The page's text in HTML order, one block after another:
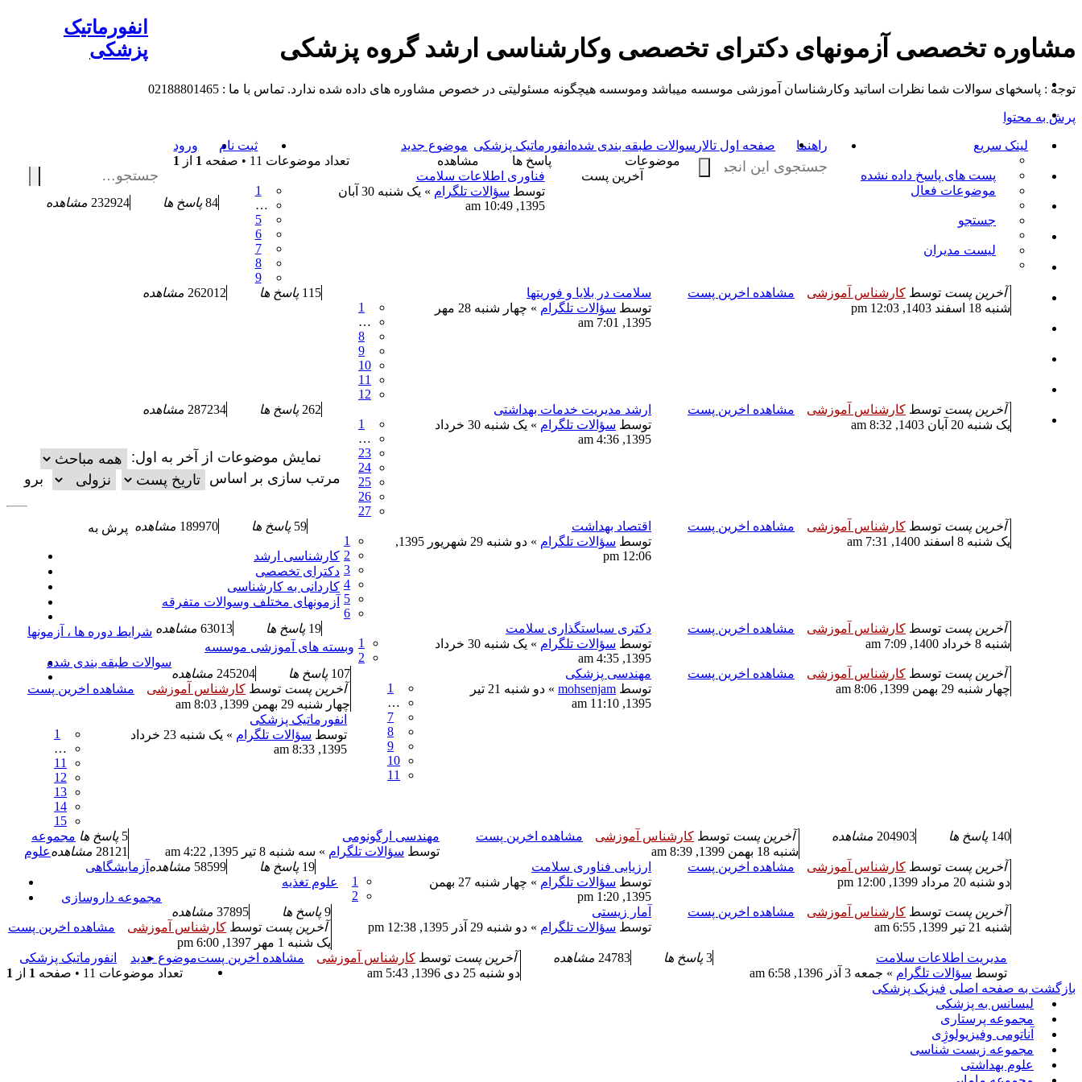
مشاوره تخصصی آزمونهای دکترای تخصصی وکارشناسی ارشد گروه پزشکی
توجه : پاسخهای سوالات شما نظرات اساتید وکارشناسان آموزشی موسسه میباشد وموسسه هیچگونه مسئولیتی در خصوص مشاوره های داده شده ندارد. تماس با ما : 02188801465
پرش به محتوا
لینک سریع
پست های پاسخ داده نشده
موضوعات فعال
جستجو
لیست مدیران
راهنما ورود ثبت نام صفحه اول تالار سوالات طبقه بندی شده انفورماتیک پزشکی
انفورماتیک
پزشکی
موضوع جدید
تعداد موضوعات 11 • صفحه
1 از 1 موضوعات پاسخ ها
مشاهده
آخرین پست
فناوری اطلاعات سلامت
1
…
5
6
7
8
9
توسط سؤالات تلگرام
» یک شنبه 30 آبان
1395, 10:49 am
84 پاسخ ها 232924 مشاهده
آخرین پست توسط کارشناس آموزشی
مشاهده اخرین پست
شنبه 18 اسفند 1403, 12:03 pm
سلامت در بلایا و فوریتها
1
…
8
9
10
11
12
توسط سؤالات تلگرام
» چهار شنبه 28 مهر
1395, 7:01 am
115 پاسخ ها 262012 مشاهده
آخرین پست توسط کارشناس آموزشی
مشاهده اخرین پست
یک شنبه 20 آبان 1403, 8:32 am
ارشد مدیریت خدمات بهداشتی
1
…
23
24
25
26
27
توسط سؤالات تلگرام
» یک شنبه 30 خرداد
1395, 4:36 am
262 پاسخ ها 287234 مشاهده
آخرین پست توسط کارشناس آموزشی
مشاهده اخرین پست
یک شنبه 8 اسفند 1400, 7:31 am
اقتصاد بهداشت
1
2
3
4
5
6
توسط سؤالات تلگرام
» دو شنبه 29 شهریور 1395,
12:06 pm
59 پاسخ ها 189970 مشاهده
آخرین پست توسط کارشناس آموزشی
مشاهده اخرین پست
شنبه 8 خرداد 1400, 7:09 am
دکتری سیاستگذاری سلامت
1
2
توسط سؤالات تلگرام
» یک شنبه 30 خرداد
1395, 4:35 am
19 پاسخ ها 63013 مشاهده
آخرین پست توسط کارشناس آموزشی
مشاهده اخرین پست
چهار شنبه 29 بهمن 1399, 8:06 am
مهندسی پزشکی
1
…
7
8
9
10
11
توسط mohsenjam
» دو شنبه 21 تیر
1395, 11:10 am
107 پاسخ ها 245204 مشاهده
آخرین پست توسط کارشناس آموزشی
مشاهده اخرین پست
چهار شنبه 29 بهمن 1399, 8:03 am
انفورماتیک پزشکی
1
…
11
12
13
14
15
توسط سؤالات تلگرام
» یک شنبه 23 خرداد
1395, 8:33 am
140 پاسخ ها 204903 مشاهده آخرین پست توسط کارشناس آموزشی
مشاهده اخرین پست
شنبه 18 بهمن 1399, 8:39 am
مهندسی ارگونومی
توسط سؤالات تلگرام » سه شنبه 8 تیر 1395, 4:22 am
5 پاسخ ها
28121 مشاهده
آخرین پست توسط کارشناس آموزشی
مشاهده اخرین پست
دو شنبه 20 مرداد 1399, 12:00 pm
ارزیابی فناوری سلامت
1
2
توسط سؤالات تلگرام
» چهار شنبه 27 بهمن
1395, 1:20 pm
19 پاسخ ها 58599 مشاهده
آخرین پست توسط کارشناس آموزشی
مشاهده اخرین پست
شنبه 21 تیر 1399, 6:55 am
آمار زیستی
توسط سؤالات تلگرام » دو شنبه 29 آذر 1395, 12:38 pm
9 پاسخ ها 37895 مشاهده
آخرین پست توسط کارشناس آموزشی
مشاهده اخرین پست
یک شنبه 1 مهر 1397, 6:00 pm
مدیریت اطلاعات سلامت
توسط سؤالات تلگرام » جمعه 3 آذر 1396, 6:58 am
3 پاسخ ها 24783 مشاهده آخرین پست توسط کارشناس آموزشی
مشاهده اخرین پست
دو شنبه 25 دی 1396, 5:43 am
نمایش موضوعات از آخر به اول:
مرتب سازی بر اساس
موضوع جدید
تعداد موضوعات 11 • صفحه
1 از 1
بازگشت به صفحه اصلی
پرش به
کارشناسی ارشد
دکترای تخصصی
کاردانی به کارشناسی
آزمونهای مختلف وسوالات متفرقه
شرایط دوره ها ، آزمونها
وبسته های آموزشی موسسه
سوالات طبقه بندی شده
مجموعه
علوم
آزمایشگاهی
علوم تغذیه
مجموعه داروسازی
انفورماتیک پزشکی
فیزیک پزشکی
لیسانس به پزشکی
مجموعه پرستاری
آناتومی وفیزیولوژِی
مجموعه زیست شناسی
علوم بهداشتی